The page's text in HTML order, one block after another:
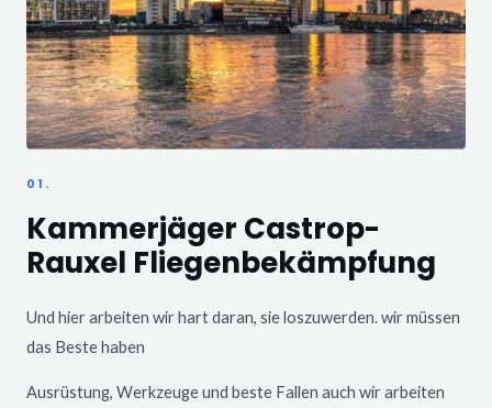
01.
Kammerjäger Castrop-
Rauxel Fliegenbekämpfung
Und hier arbeiten wir hart daran, sie loszuwerden. wir müssen
das Beste haben
Ausrüstung, Werkzeuge und beste Fallen auch wir arbeiten